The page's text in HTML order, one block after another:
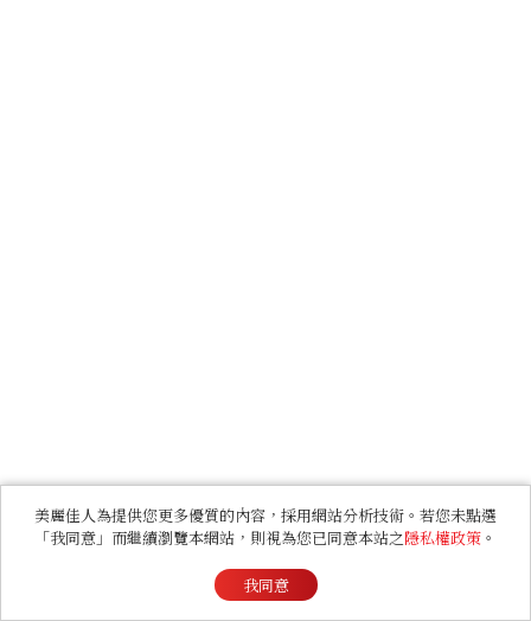
美麗佳人為提供您更多優質的內容，採用網站分析技術。若您未點選
「我同意」而繼續瀏覽本網站，則視為您已同意本站之隱私權政策 。
我同意